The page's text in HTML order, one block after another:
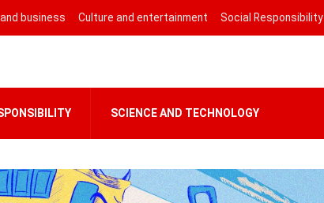
business Culture and entertainment Social Responsibility
SCIENCE AND TECHNOLOGY